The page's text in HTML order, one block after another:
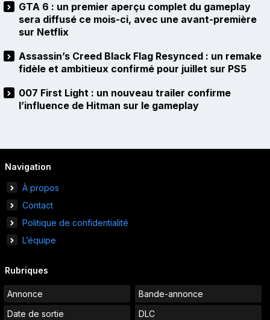
GTA 6 : un premier aperçu complet du gameplay
sera diffusé ce mois-ci, avec une avant-première
sur Netflix
Assassin’s Creed Black Flag Resynced : un remake
fidèle et ambitieux confirmé pour juillet sur PS5
007 First Light : un nouveau trailer confirme
l’influence de Hitman sur le gameplay
Navigation
À propos
Contact
Politique de confidentialité
L’équipe
Rubriques
Annonce
Bande-annonce
Date de sortie
DLC